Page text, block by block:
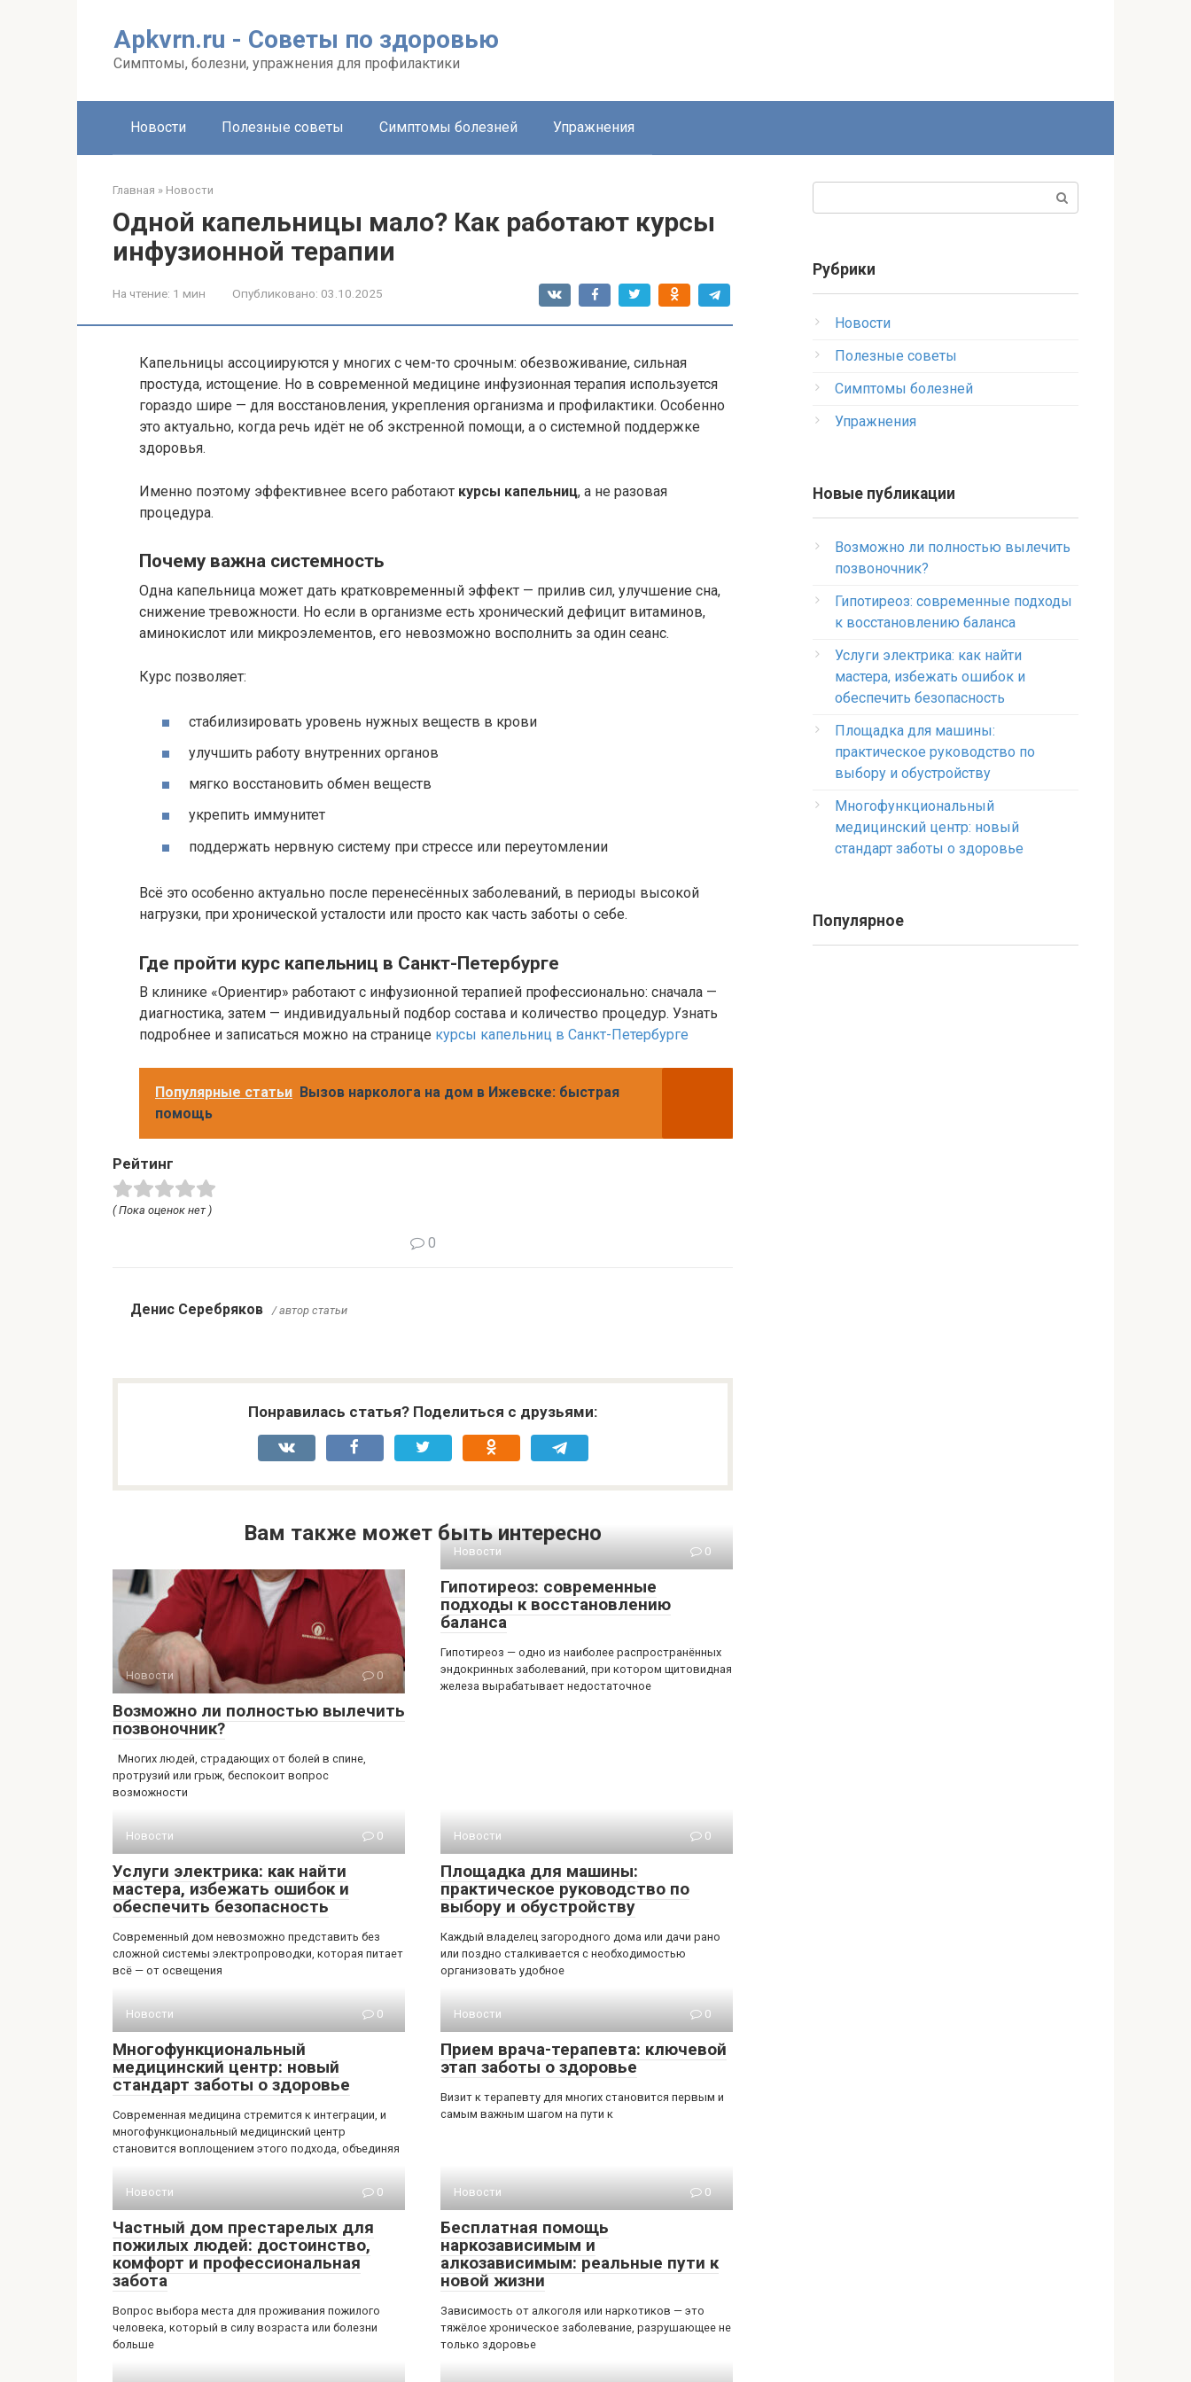
Apkvrn.ru - Советы по здоровью
Симптомы, болезни, упражнения для профилактики
Новости Полезные советы Симптомы болезней Упражнения
Главная » Новости
Одной капельницы мало? Как работают курсы
инфузионной терапии
На чтение: 1 мин Опубликовано: 03.10.2025
Капельницы ассоциируются у многих с чем-то срочным: обезвоживание, сильная
простуда, истощение. Но в современной медицине инфузионная терапия используется
гораздо шире — для восстановления, укрепления организма и профилактики. Особенно
это актуально, когда речь идёт не об экстренной помощи, а о системной поддержке
здоровья.
Именно поэтому эффективнее всего работают курсы капельниц, а не разовая
процедура.
Почему важна системность
Одна капельница может дать кратковременный эффект — прилив сил, улучшение сна,
снижение тревожности. Но если в организме есть хронический дефицит витаминов,
аминокислот или микроэлементов, его невозможно восполнить за один сеанс.
Курс позволяет:
стабилизировать уровень нужных веществ в крови
улучшить работу внутренних органов
мягко восстановить обмен веществ
укрепить иммунитет
поддержать нервную систему при стрессе или переутомлении
Всё это особенно актуально после перенесённых заболеваний, в периоды высокой
нагрузки, при хронической усталости или просто как часть заботы о себе.
Где пройти курс капельниц в Санкт-Петербурге
В клинике «Ориентир» работают с инфузионной терапией профессионально: сначала —
диагностика, затем — индивидуальный подбор состава и количество процедур. Узнать
подробнее и записаться можно на странице курсы капельниц в Санкт-Петербурге
Популярные статьи Вызов нарколога на дом в Ижевске: быстрая
помощь
Рейтинг
( Пока оценок нет )
0
Денис Серебряков / автор статьи
Понравилась статья? Поделиться с друзьями:
Вам также может быть интересно
Новости 0
Возможно ли полностью вылечить
позвоночник?
Многих людей, страдающих от болей в спине,
протрузий или грыж, беспокоит вопрос
возможности
Новости 0
Гипотиреоз: современные
подходы к восстановлению
баланса
Гипотиреоз — одно из наиболее распространённых
эндокринных заболеваний, при котором щитовидная
железа вырабатывает недостаточное
Новости 0
Услуги электрика: как найти
мастера, избежать ошибок и
обеспечить безопасность
Современный дом невозможно представить без
сложной системы электропроводки, которая питает
всё — от освещения
Новости 0
Площадка для машины:
практическое руководство по
выбору и обустройству
Каждый владелец загородного дома или дачи рано
или поздно сталкивается с необходимостью
организовать удобное
Новости 0
Многофункциональный
медицинский центр: новый
стандарт заботы о здоровье
Современная медицина стремится к интеграции, и
многофункциональный медицинский центр
становится воплощением этого подхода, объединяя
Новости 0
Прием врача-терапевта: ключевой
этап заботы о здоровье
Визит к терапевту для многих становится первым и
самым важным шагом на пути к
Новости 0
Частный дом престарелых для
пожилых людей: достоинство,
комфорт и профессиональная
забота
Вопрос выбора места для проживания пожилого
человека, который в силу возраста или болезни
больше
Новости 0
Бесплатная помощь
наркозависимым и
алкозависимым: реальные пути к
новой жизни
Зависимость от алкоголя или наркотиков — это
тяжёлое хроническое заболевание, разрушающее не
только здоровье
Рубрики
Новости
Полезные советы
Симптомы болезней
Упражнения
Новые публикации
Возможно ли полностью вылечить
позвоночник?
Гипотиреоз: современные подходы
к восстановлению баланса
Услуги электрика: как найти
мастера, избежать ошибок и
обеспечить безопасность
Площадка для машины:
практическое руководство по
выбору и обустройству
Многофункциональный
медицинский центр: новый
стандарт заботы о здоровье
Популярное